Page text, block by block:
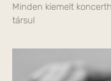
Minden kiemelt
társul